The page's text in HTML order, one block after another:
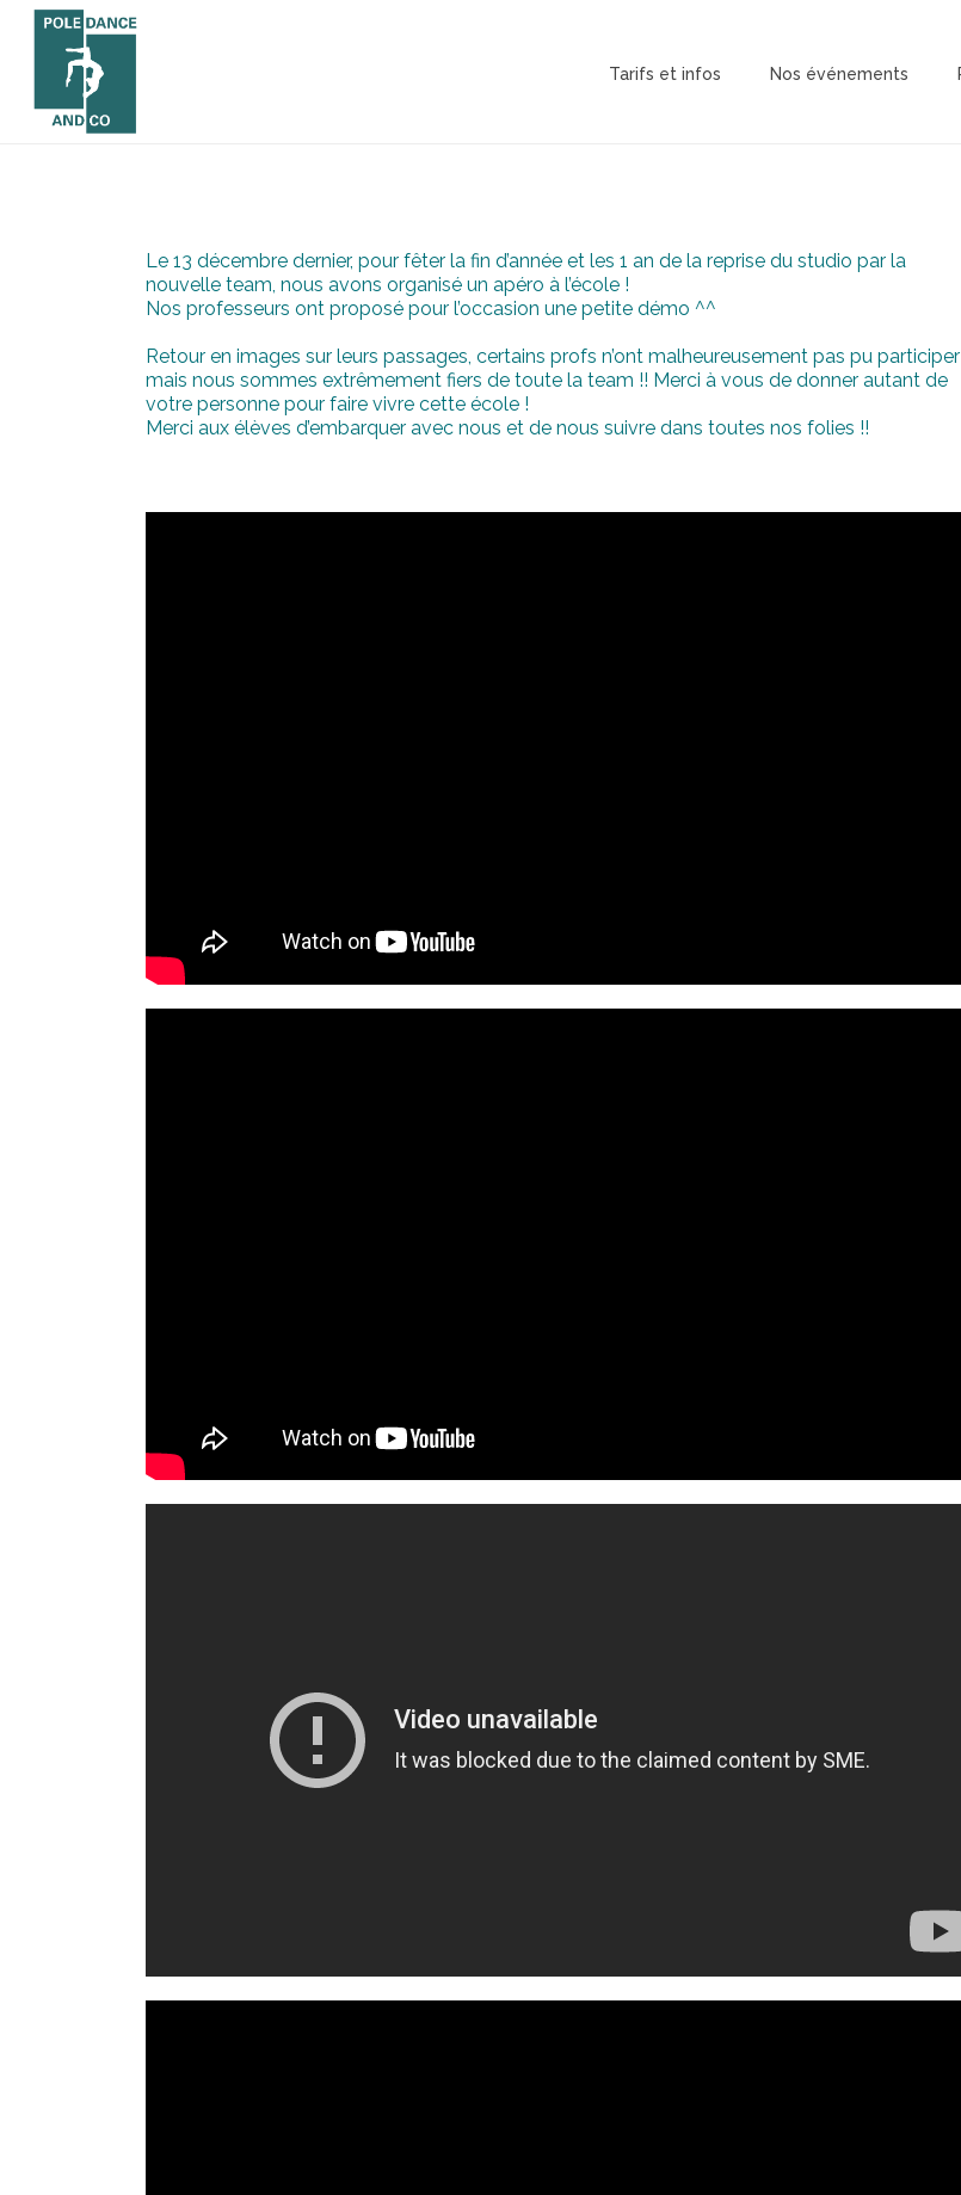
Tarifs et infos Nos événements
Le 13 décembre dernier, pour fêter la fin d’année et les 1 an de la reprise du studio par la
nouvelle team, nous avons organisé un apéro à l’école !
Nos professeurs ont proposé pour l’occasion une petite démo ^^
Retour en images sur leurs passages, certains profs n’ont malheureusement pas pu participer
mais nous sommes extrêmement fiers de toute la team !! Merci à vous de donner autant de
votre personne pour faire vivre cette école !
Merci aux élèves d’embarquer avec nous et de nous suivre dans toutes nos folies !!